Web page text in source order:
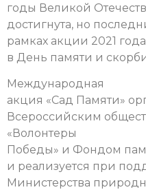
годы Великой
достигнута, но
рамках акции 2021
в День памяти и
Международная
акция «Сад Памяти»
Всероссийским
«Волонтеры
Победы» и Фондом
и реализуется при
Министерства